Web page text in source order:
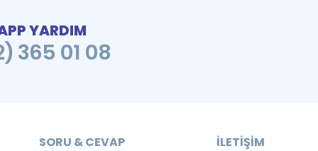
YARDIM
365 01 08
SORU & CEVAP İLETIŞIM